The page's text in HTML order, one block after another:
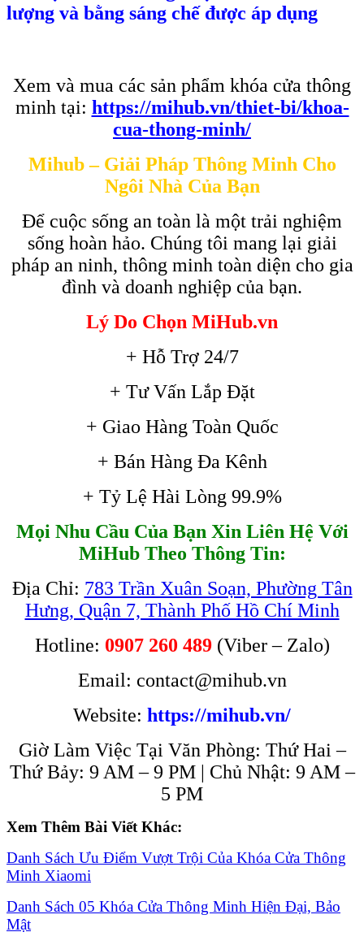
lượng và bằng sáng chế được áp dụng
Xem và mua các sản phẩm khóa cửa thông
minh tại: https://mihub.vn/thiet-bi/khoa-
cua-thong-minh/
Mihub – Giải Pháp Thông Minh Cho
Ngôi Nhà Của Bạn
Để cuộc sống an toàn là một trải nghiệm
sống hoàn hảo. Chúng tôi mang lại giải
pháp an ninh, thông minh toàn diện cho gia
đình và doanh nghiệp của bạn.
Lý Do Chọn MiHub.vn
+ Hỗ Trợ 24/7
+ Tư Vấn Lắp Đặt
+ Giao Hàng Toàn Quốc
+ Bán Hàng Đa Kênh
+ Tỷ Lệ Hài Lòng 99.9%
Mọi Nhu Cầu Của Bạn Xin Liên Hệ Với
MiHub Theo Thông Tin:
Địa Chỉ: 783 Trần Xuân Soạn, Phường Tân
Hưng, Quận 7, Thành Phố Hồ Chí Minh
Hotline: 0907 260 489(Viber – Zalo)
Email: contact@mihub.vn
Website: https://mihub.vn/
Giờ Làm Việc Tại Văn Phòng: Thứ Hai –
Thứ Bảy: 9 AM – 9 PM | Chủ Nhật: 9 AM –
5 PM
Xem Thêm Bài Viết Khác:
Danh Sách Ưu Điểm Vượt Trội Của Khóa Cửa Thông
Minh Xiaomi
Danh Sách 05 Khóa Cửa Thông Minh Hiện Đại, Bảo
Mật